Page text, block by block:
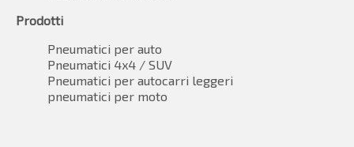
Prodotti
Pneumatici per auto
Pneumatici 4x4 / SUV
Pneumatici per autocarri leggeri
pneumatici per moto